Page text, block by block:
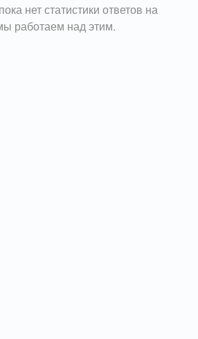
нет статистики ответов на
работаем над этим.